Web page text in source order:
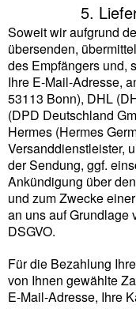
5.
Soweit wir aufgrund
übersenden,
des Empfängers und,
Ihre E-Mail-Adresse,
53113 Bonn), DHL
(DPD Deutschland
Hermes (Hermes
Versanddienstleister,
der Sendung, ggf.
Ankündigung über
und zum Zwecke
an uns auf Grundlage
DSGVO.
Für die Bezahlung
von Ihnen gewählte
E-Mail-Adresse, Ihre